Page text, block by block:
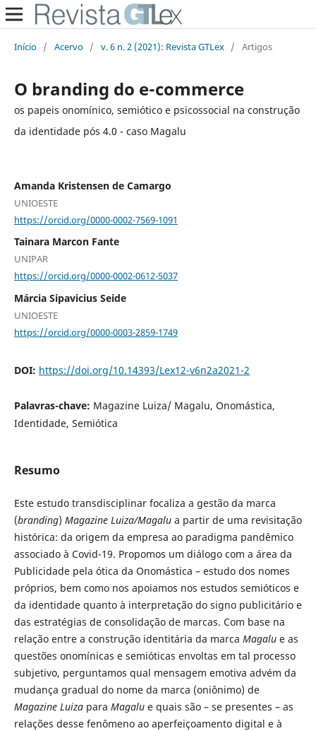
Início / Acervo / v. 6 n. 2 (2021): Revista GTLex / Artigos
O branding do e-commerce
os papeis onomínico, semiótico e psicossocial na construção
da identidade pós 4.0 - caso Magalu
Amanda Kristensen de Camargo
UNIOESTE
https://orcid.org/0000-0002-7569-1091
Tainara Marcon Fante
UNIPAR
https://orcid.org/0000-0002-0612-5037
Márcia Sipavicius Seide
UNIOESTE
https://orcid.org/0000-0003-2859-1749
DOI: https://doi.org/10.14393/Lex12-v6n2a2021-2
Palavras-chave: Magazine Luiza/ Magalu, Onomástica,
Identidade, Semiótica
Resumo
Este estudo transdisciplinar focaliza a gestão da marca
(branding) Magazine Luiza/Magalua partir de uma revisitação
histórica: da origem da empresa ao paradigma pandêmico
associado à Covid-19. Propomos um diálogo com a área da
Publicidade pela ótica da Onomástica – estudo dos nomes
próprios, bem como nos apoiamos nos estudos semióticos e
da identidade quanto à interpretação do signo publicitário e
das estratégias de consolidação de marcas. Com base na
relação entre a construção identitária da marca Magalue as
questões onomínicas e semióticas envoltas em tal processo
subjetivo, perguntamos qual mensagem emotiva advém da
mudança gradual do nome da marca (oniônimo) de
Magazine Luizapara Magalue quais são – se presentes – as
relações desse fenômeno ao aperfeiçoamento digital e à